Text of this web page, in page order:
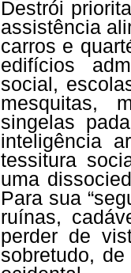
Destrói
assistência
carros e
edifícios
social,
mesquitas,
singelas
inteligência
tessitura
uma
Para sua
ruínas,
perder de
sobretudo,